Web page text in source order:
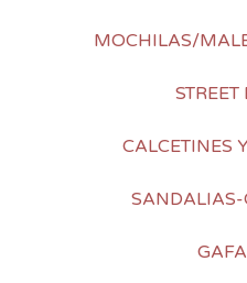
MOCHILAS/
CALCETINES
SANDALIAS-